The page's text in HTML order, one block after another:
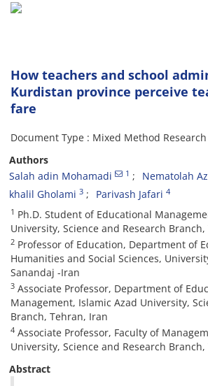
How teachers and school
Kurdistan province perceive
fare
Document Type : Mixed Method
Authors
Salah adin Mohamadi
1 Nematolah
khalil Gholami 3 Parivash Jafari 4
1 Ph.D. Student of Educational
University, Science and Research
2 Professor of Education, Department of
Humanities and Social Sciences,
Sanandaj -Iran
3 Associate Professor, Department of
Management, Islamic Azad University,
Branch, Tehran, Iran
4 Associate Professor, Faculty of
University, Science and Research
Abstract